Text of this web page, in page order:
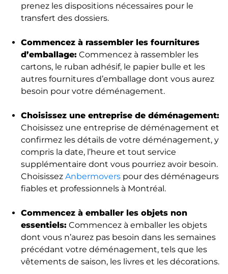
prenez les dispositions nécessaires pour le
transfert des dossiers.
Commencez à rassembler les fournitures
d’emballage: Commencez à rassembler les
cartons, le ruban adhésif, le papier bulle et les
autres fournitures d’emballage dont vous aurez
besoin pour votre déménagement.
Choisissez une entreprise de déménagement:
Choisissez une entreprise de déménagement et
confirmez les détails de votre déménagement, y
compris la date, l’heure et tout service
supplémentaire dont vous pourriez avoir besoin.
Choisissez Anbermovers pour des déménageurs
fiables et professionnels à Montréal.
Commencez à emballer les objets non
essentiels: Commencez à emballer les objets
dont vous n’aurez pas besoin dans les semaines
précédant votre déménagement, tels que les
vêtements de saison, les livres et les décorations.